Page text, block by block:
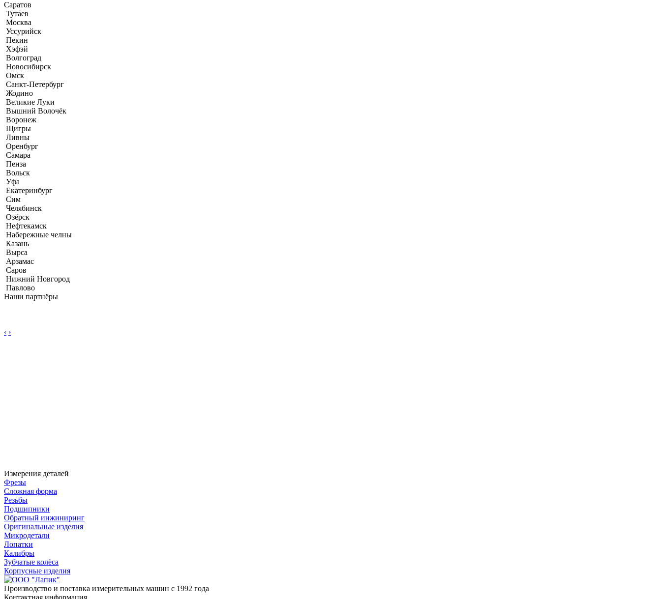
Саратов
Тутаев
Москва
Уссурийск
Пекин
Хэфэй
Волгоград
Новосибирск
Омск
Санкт-Петербург
Жодино
Великие Луки
Вышний Волочёк
Воронеж
Щигры
Ливны
Оренбург
Самара
Пенза
Вольск
Уфа
Екатеринбург
Сим
Челябинск
Озёрск
Нефтекамск
Набережные челны
Казань
Вырса
Арзамас
Саров
Нижний Новгород
Павлово
Наши партнёры
‹ ›
Измерения деталей
Фрезы
Сложная форма
Резьбы
Подшипники
Обратный инжиниринг
Оригинальные изделия
Микродетали
Лопатки
Калибры
Зубчатые колёса
Корпусные изделия
Производство и поставка измерительных машин с 1992 года
Контактная информация